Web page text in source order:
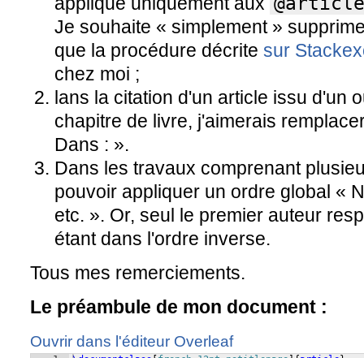
Je souhaite « simplement »
que la procédure décrite sur
chez moi ;
lans la citation d'un article issu d'un
chapitre de livre, j'aimerais
Dans : ».
Dans les travaux comprenant
pouvoir appliquer un ordre global «
etc. ». Or, seul le premier auteur
étant dans l'ordre inverse.
Tous mes remerciements.
Le préambule de mon document :
Ouvrir dans l'éditeur Overleaf